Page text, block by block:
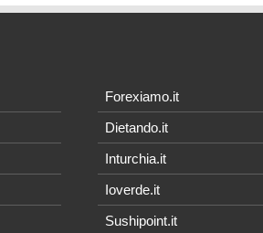
Forexiamo.it
Dietando.it
Inturchia.it
Ioverde.it
Sushipoint.it